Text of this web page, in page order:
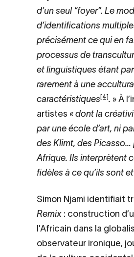
d’un seul “foyer”. Le
d’identifications
précisément ce qui en
processus de
et linguistiques étant
rarement à une
caractéristiques[4]. » À
artistes « dont la
par une école d’art, ni
des Klimt, des Picasso…
Afrique. Ils interprètent
fidèles à ce qu’ils sont
Simon Njami identifiait
Remix : construction
l’Africain dans la
observateur ironique,